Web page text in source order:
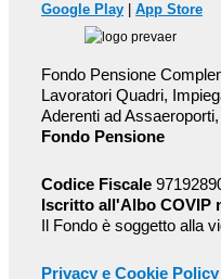
Google Play App Store
Fondo Pensione
Lavoratori Quadri,
Aderenti ad
Fondo Pensione
Codice Fiscale
Iscritto all'Albo COVIP
Il Fondo è soggetto alla
Privacy e Cookie Policy